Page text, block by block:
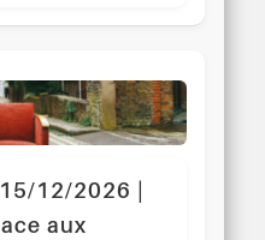
12/2026 |
aux